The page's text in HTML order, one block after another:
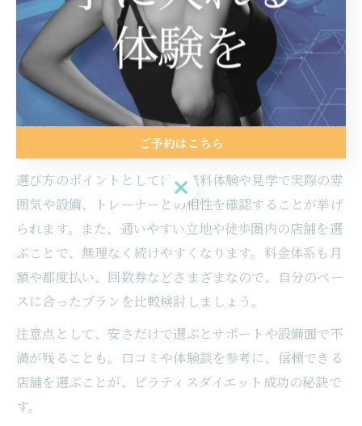
ピラティスダイエットの効果を最大限に引き出すために
は、スタジオ選びが重要です。月島エリアには、パーソ
ナル指導やマシンピラティス、通い放題プランを提供す
る店舗が多く、目的やライフスタイルに応じて選択でき
ます。特に、予約のしやすさや営業時間、インストラク
ターのサポート体制などを重視するとよいでしょう。
選び方のポイントとしては、無料体験や見学で実際の雰
囲気や設備、トレーナーとの相性を確認することが挙げ
られます。また、通いやすい立地や徒歩圏内の店舗を選
ぶことで、無理なく続けやすくなります。料金体系も月
額や都度払い、回数券などさまざまなので、自分のペー
スに合ったプランを比較検討しましょう。
注意点として、安さだけで選ぶとサポートや設備面で不
満が残ることも。口コミや体験談を参考に、信頼できる
店舗を選ぶことが、ピラティスダイエット成功の秘訣で
す。
ご予約はこちら
ご予約はこちら